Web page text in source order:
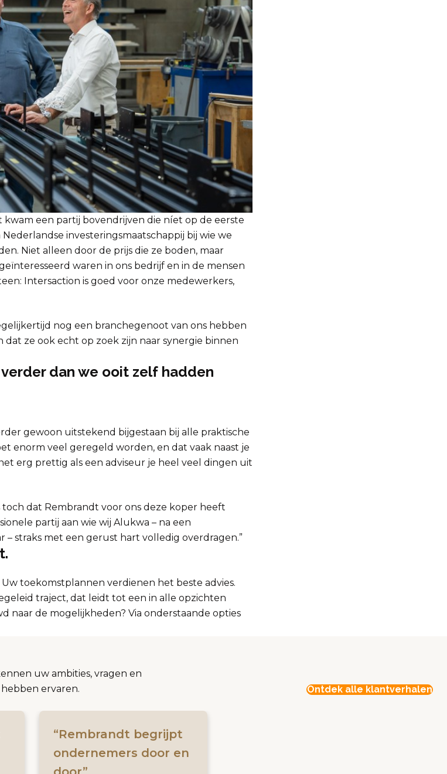
kwam een partij bovendrijven die níet op de eerste
investeringsmaatschappij bij wie we
Niet alleen door de prijs die ze boden, maar
waren in ons bedrijf en in de mensen
Intersaction is goed voor onze medewerkers,
nog een branchegenoot van ons hebben
ze ook echt op zoek zijn naar synergie binnen
dan we ooit zelf hadden
gewoon uitstekend bijgestaan bij alle praktische
enorm veel geregeld worden, en dat vaak naast je
erg prettig als een adviseur je heel veel dingen uit
toch dat Rembrandt voor ons deze koper heeft
partij aan wie wij Alukwa – na een
– straks met een gerust hart volledig overdragen.”
toekomstplannen verdienen het beste advies.
traject, dat leidt tot een in alle opzichten
naar de mogelijkheden? Via onderstaande opties
uw ambities, vragen en
ervaren.
Ontdek alle klantverhalen
“Rembrandt begrijpt
ondernemers door en